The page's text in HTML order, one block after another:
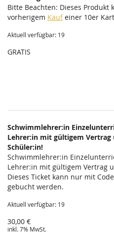
Bitte Beachten: Dieses Produkt
vorherigem Kaufeiner 10er
Aktuell verfügbar: 19
GRATIS
Schwimmlehrer:in
Lehrer:in mit gültigem Vertrag
Schüler:in!
Schwimmlehrer:in
Lehrer:in mit gültigem Vertrag
Dieses Ticket kann nur mit
gebucht werden.
Aktuell verfügbar: 19
30,00 €
inkl. 7% MwSt.